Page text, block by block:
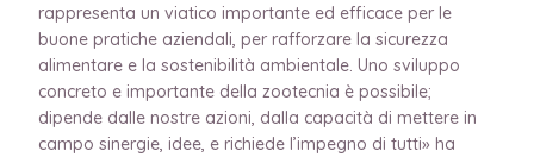
rappresenta un viatico importante ed efficace per le
buone pratiche aziendali, per rafforzare la sicurezza
alimentare e la sostenibilità ambientale. Uno sviluppo
concreto e importante della zootecnia è possibile;
dipende dalle nostre azioni, dalla capacità di mettere in
campo sinergie, idee, e richiede l’impegno di tutti» ha